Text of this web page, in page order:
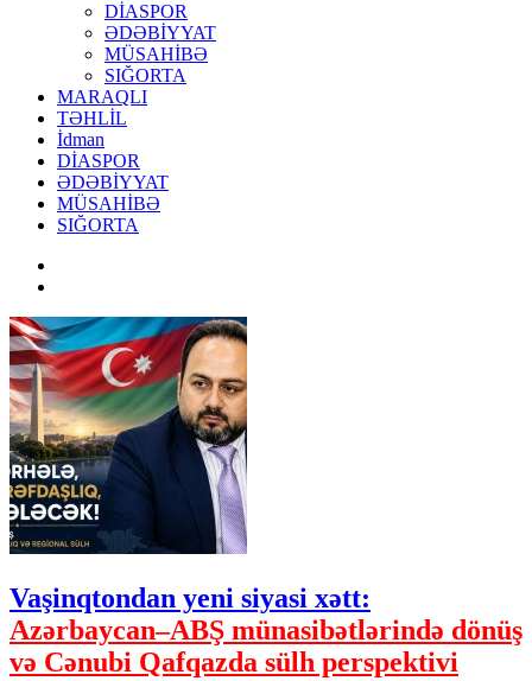
DİASPOR
ƏDƏBİYYAT
MÜSAHİBƏ
SIĞORTA
MARAQLI
TƏHLİL
İdman
DİASPOR
ƏDƏBİYYAT
MÜSAHİBƏ
SIĞORTA
Vaşinqtondan yeni siyasi xətt:
Azərbaycan–ABŞ münasibətlərində dönüş
və Cənubi Qafqazda sülh perspektivi